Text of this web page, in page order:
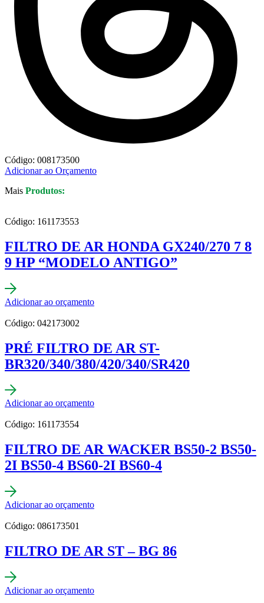
Código: 008173500
Adicionar ao Orçamento
Mais Produtos:
Código: 161173553
FILTRO DE AR HONDA GX240/270 7 8
9 HP “MODELO ANTIGO”
Adicionar ao orçamento
Código: 042173002
PRÉ FILTRO DE AR ST-
BR320/340/380/420/340/SR420
Adicionar ao orçamento
Código: 161173554
FILTRO DE AR WACKER BS50-2 BS50-
2I BS50-4 BS60-2I BS60-4
Adicionar ao orçamento
Código: 086173501
FILTRO DE AR ST – BG 86
Adicionar ao orçamento